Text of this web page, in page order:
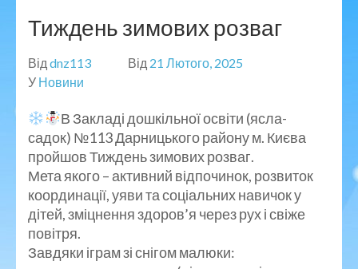
Тиждень зимових розваг
Від dnz113 Від 21 Лютого, 2025
У Новини
В Закладі дошкільної освіти (ясла-
садок) №113 Дарницького району м. Києва
пройшов Тиждень зимових розваг.
Мета якого – активний відпочинок, розвиток
координації, уяви та соціальних навичок у
дітей, зміцнення здоров’я через рух і свіже
повітря.
Завдяки іграм зі снігом малюки: